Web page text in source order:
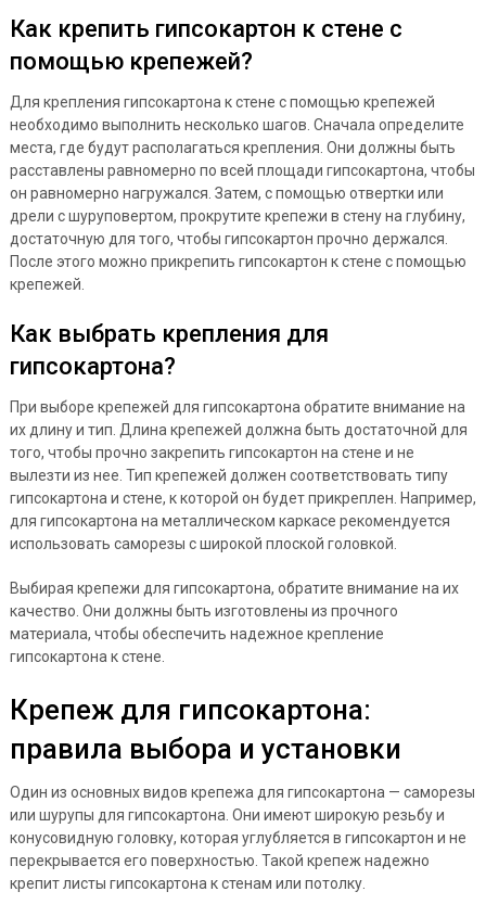
Как крепить гипсокартон к стене с
помощью крепежей?
Для крепления гипсокартона к стене с помощью крепежей
необходимо выполнить несколько шагов. Сначала определите
места, где будут располагаться крепления. Они должны быть
расставлены равномерно по всей площади гипсокартона, чтобы
он равномерно нагружался. Затем, с помощью отвертки или
дрели с шуруповертом, прокрутите крепежи в стену на глубину,
достаточную для того, чтобы гипсокартон прочно держался.
После этого можно прикрепить гипсокартон к стене с помощью
крепежей.
Как выбрать крепления для
гипсокартона?
При выборе крепежей для гипсокартона обратите внимание на
их длину и тип. Длина крепежей должна быть достаточной для
того, чтобы прочно закрепить гипсокартон на стене и не
вылезти из нее. Тип крепежей должен соответствовать типу
гипсокартона и стене, к которой он будет прикреплен. Например,
для гипсокартона на металлическом каркасе рекомендуется
использовать саморезы с широкой плоской головкой.
Выбирая крепежи для гипсокартона, обратите внимание на их
качество. Они должны быть изготовлены из прочного
материала, чтобы обеспечить надежное крепление
гипсокартона к стене.
Крепеж для гипсокартона:
правила выбора и установки
Один из основных видов крепежа для гипсокартона — саморезы
или шурупы для гипсокартона. Они имеют широкую резьбу и
конусовидную головку, которая углубляется в гипсокартон и не
перекрывается его поверхностью. Такой крепеж надежно
крепит листы гипсокартона к стенам или потолку.